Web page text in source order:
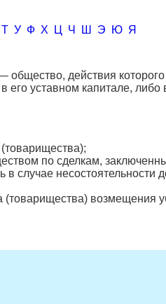
Т У Ф Х Ц Ч Ш Э Ю Я
общество, действия
уставном капитале, либо
по сделкам,
случае несостоятельности
(товарищества) возмещения